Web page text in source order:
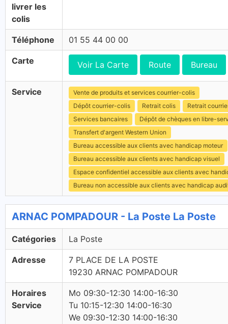
livrer les
colis
Téléphone 01 55 44 00 00
Carte Voir La Carte Route Bureau
Service
Vente de produits et services courrier-colis
Dépôt courrier-colis
Retrait colis
Retrait
Services bancaires
Dépôt de chèques en libre-
Transfert d'argent Western Union
Bureau accessible aux clients avec handicap moteur
Bureau accessible aux clients avec handicap visuel
Espace confidentiel accessible aux clients avec
Bureau non accessible aux clients avec handicap
ARNAC POMPADOUR - La Poste La Poste
Catégories La Poste
Adresse
7 PLACE DE LA POSTE
19230 ARNAC POMPADOUR
Horaires
Service
Mo 09:30-12:30 14:00-16:30
Tu 10:15-12:30 14:00-16:30
We 09:30-12:30 14:00-16:30